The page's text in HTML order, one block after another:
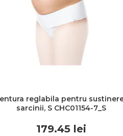
reglabila pentru
sarcinii, S CHC01154-7_S
179.45 lei